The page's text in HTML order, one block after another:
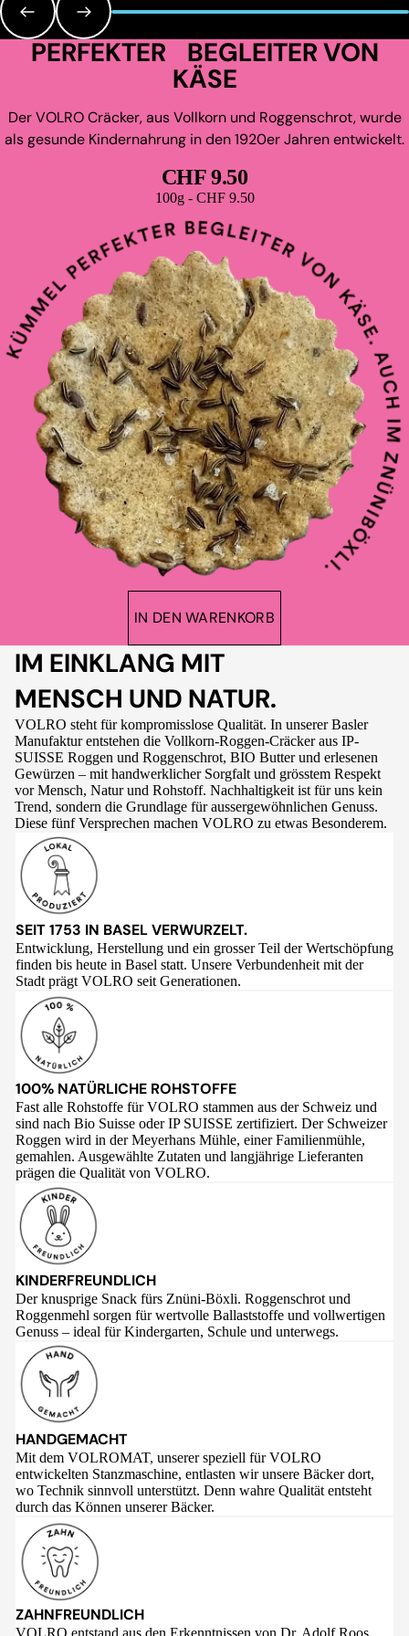
PERFEKTER BEGLEITER VON
KÄSE
Der VOLRO Cräcker, aus Vollkorn und Roggenschrot, wurde
als gesunde Kindernahrung in den 1920er Jahren entwickelt.
CHF 9.50
Grundpreis
100g - CHF 9.50
IN DEN WARENKORB
IM EINKLANG MIT
MENSCH UND NATUR.
VOLRO steht für kompromisslose Qualität. In unserer Basler
Manufaktur entstehen die Vollkorn-Roggen-Cräcker aus IP-
SUISSE Roggen und Roggenschrot, BIO Butter und erlesenen
Gewürzen – mit handwerklicher Sorgfalt und grösstem Respekt
vor Mensch, Natur und Rohstoff. Nachhaltigkeit ist für uns kein
Trend, sondern die Grundlage für aussergewöhnlichen Genuss.
Diese fünf Versprechen machen VOLRO zu etwas Besonderem.
SEIT 1753 IN BASEL VERWURZELT.
Entwicklung, Herstellung und ein grosser Teil der Wertschöpfung
finden bis heute in Basel statt. Unsere Verbundenheit mit der
Stadt prägt VOLRO seit Generationen.
100% NATÜRLICHE ROHSTOFFE
Fast alle Rohstoffe für VOLRO stammen aus der Schweiz und
sind nach Bio Suisse oder IP SUISSE zertifiziert. Der Schweizer
Roggen wird in der Meyerhans Mühle, einer Familienmühle,
gemahlen. Ausgewählte Zutaten und langjährige Lieferanten
prägen die Qualität von VOLRO.
KINDERFREUNDLICH
Der knusprige Snack fürs Znüni-Böxli. Roggenschrot und
Roggenmehl sorgen für wertvolle Ballaststoffe und vollwertigen
Genuss – ideal für Kindergarten, Schule und unterwegs.
HANDGEMACHT
Mit dem VOLROMAT, unserer speziell für VOLRO
entwickelten Stanzmaschine, entlasten wir unsere Bäcker dort,
wo Technik sinnvoll unterstützt. Denn wahre Qualität entsteht
durch das Können unserer Bäcker.
ZAHNFREUNDLICH
VOLRO entstand aus den Erkenntnissen von Dr. Adolf Roos,